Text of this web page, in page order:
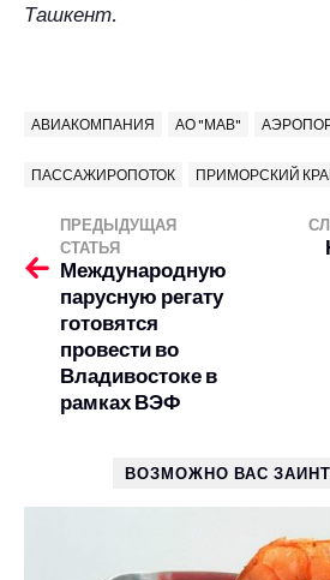
Ташкент.
АВИАКОМПАНИЯ АО "МАВ"
ПАССАЖИРОПОТОК ПРИМОРСКИЙ
ПРЕДЫДУЩАЯ
СТАТЬЯ
Международную
парусную регату
готовятся
провести во
Владивостоке в
рамках ВЭФ
ВОЗМОЖНО ВАС